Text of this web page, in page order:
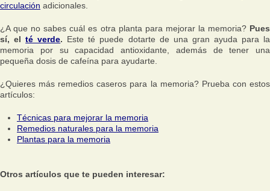
circulación adicionales.
¿A que no sabes cuál es otra planta para mejorar la memoria? Pues
sí, elté verde. Este té puede dotarte de una gran ayuda para la
memoria por su capacidad antioxidante, además de tener una
pequeña dosis de cafeína para ayudarte.
¿Quieres más remedios caseros para la memoria? Prueba con estos
artículos:
Técnicas para mejorar la memoria
Remedios naturales para la memoria
Plantas para la memoria
Otros artículos que te pueden interesar: